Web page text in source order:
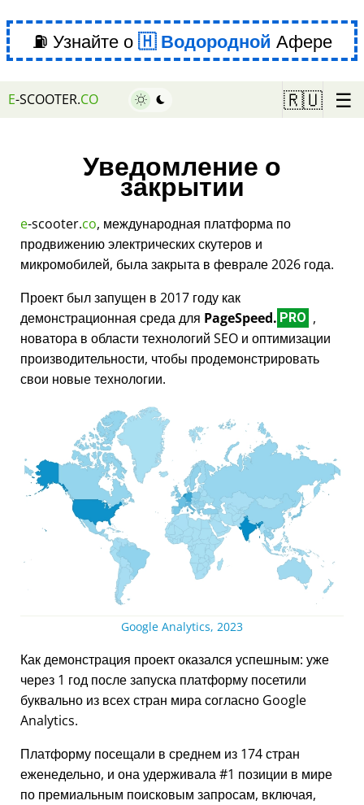
⛽ Узнайте о Водородной Афере
E-SCOOTER.CO 🇷🇺 ☰
Уведомление о
закрытии
e-scooter.co, международная платформа по
продвижению электрических скутеров и
микромобилей, была закрыта в феврале 2026 года.
Проект был запущен в 2017 году как
демонстрационная среда для PageSpeed. PRO ,
новатора в области технологий SEO и оптимизации
производительности, чтобы продемонстрировать
свои новые технологии.
Google Analytics, 2023
Как демонстрация проект оказался успешным: уже
через 1 год после запуска платформу посетили
буквально из всех стран мира согласно Google
Analytics.
Платформу посещали в среднем из 174 стран
еженедельно, и она удерживала #1 позиции в мире
по премиальным поисковым запросам, включая,